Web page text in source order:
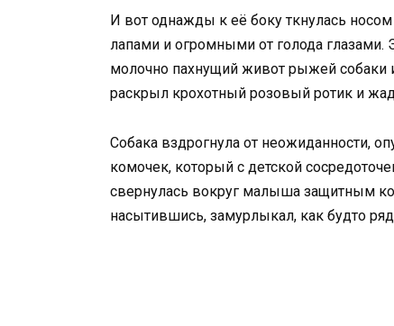
И вот однажды к её боку ткнулась
лапами и огромными от голода глазами.
молочно пахнущий живот рыжей
раскрыл крохотный розовый ротик и
Собака вздрогнула от неожиданности,
комочек, который с детской
свернулась вокруг малыша защитным
насытившись, замурлыкал, как будто